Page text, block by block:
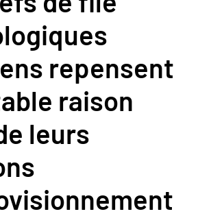
repensent
raison
leurs